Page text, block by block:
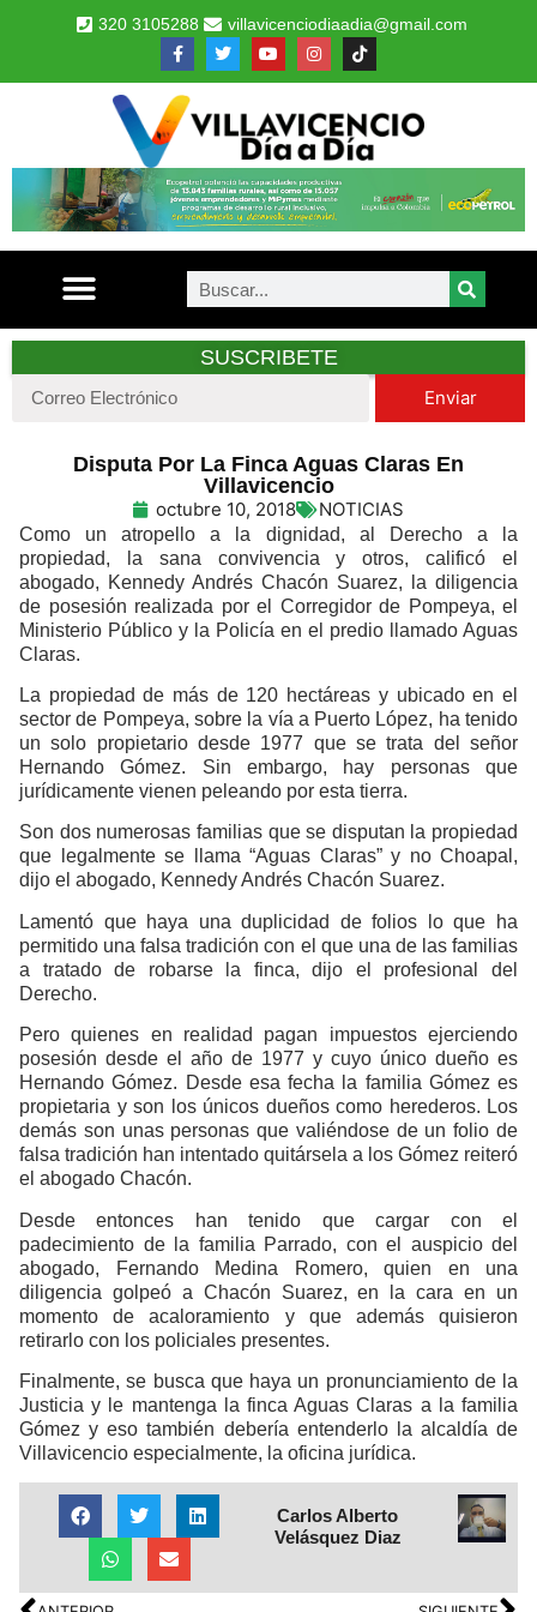
320 3105288 villavicenciodiaadia@gmail.com
SUSCRIBETE
Enviar
Disputa Por La Finca Aguas Claras En
Villavicencio
octubre 10, 2018 NOTICIAS
Como un atropello a la dignidad, al Derecho a la
propiedad, la sana convivencia y otros, calificó el
abogado, Kennedy Andrés Chacón Suarez, la diligencia
de posesión realizada por el Corregidor de Pompeya, el
Ministerio Público y la Policía en el predio llamado Aguas
Claras.
La propiedad de más de 120 hectáreas y ubicado en el
sector de Pompeya, sobre la vía a Puerto López, ha tenido
un solo propietario desde 1977 que se trata del señor
Hernando Gómez. Sin embargo, hay personas que
jurídicamente vienen peleando por esta tierra.
Son dos numerosas familias que se disputan la propiedad
que legalmente se llama “Aguas Claras” y no Choapal,
dijo el abogado, Kennedy Andrés Chacón Suarez.
Lamentó que haya una duplicidad de folios lo que ha
permitido una falsa tradición con el que una de las familias
a tratado de robarse la finca, dijo el profesional del
Derecho.
Pero quienes en realidad pagan impuestos ejerciendo
posesión desde el año de 1977 y cuyo único dueño es
Hernando Gómez. Desde esa fecha la familia Gómez es
propietaria y son los únicos dueños como herederos. Los
demás son unas personas que valiéndose de un folio de
falsa tradición han intentado quitársela a los Gómez reiteró
el abogado Chacón.
Desde entonces han tenido que cargar con el
padecimiento de la familia Parrado, con el auspicio del
abogado, Fernando Medina Romero, quien en una
diligencia golpeó a Chacón Suarez, en la cara en un
momento de acaloramiento y que además quisieron
retirarlo con los policiales presentes.
Finalmente, se busca que haya un pronunciamiento de la
Justicia y le mantenga la finca Aguas Claras a la familia
Gómez y eso también debería entenderlo la alcaldía de
Villavicencio especialmente, la oficina jurídica.
Carlos Alberto
Velásquez Diaz